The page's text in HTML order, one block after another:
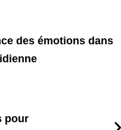
des émotions dans
pour